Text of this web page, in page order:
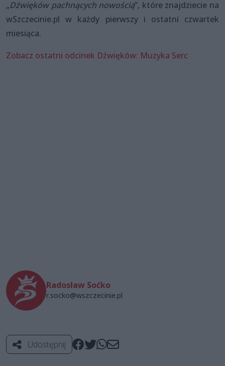
„Dźwięków pachnących nowością”, które znajdziecie na
wSzczecinie.pl w każdy pierwszy i ostatni czwartek
miesiąca.
Zobacz ostatni odcinek Dźwięków: Muzyka Serc
Radosław Soćko
r.socko@wszczecinie.pl
Udostępnij